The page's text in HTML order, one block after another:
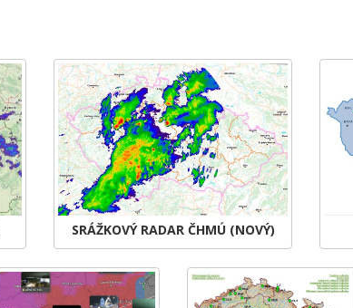
SRÁŽKOVÝ RADAR ČHMÚ (NOVÝ)